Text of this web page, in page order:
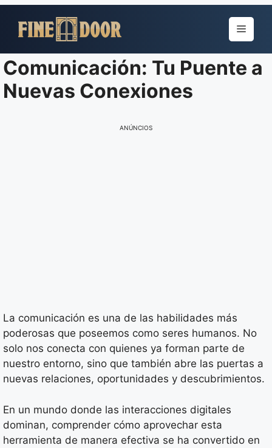
para
conteúdo
Menu
Comunicación: Tu Puente a
Nuevas Conexiones
ANÚNCIOS
La comunicación es una de las habilidades más
poderosas que poseemos como seres humanos. No
solo nos conecta con quienes ya forman parte de
nuestro entorno, sino que también abre las puertas a
nuevas relaciones, oportunidades y descubrimientos.
En un mundo donde las interacciones digitales
dominan, comprender cómo aprovechar esta
herramienta de manera efectiva se ha convertido en